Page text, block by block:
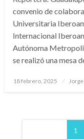
convenio de
Universitaria
Internacional
Autónoma
se realizó una mesa
Publicado
18 febrero, 2025
Paginación
1